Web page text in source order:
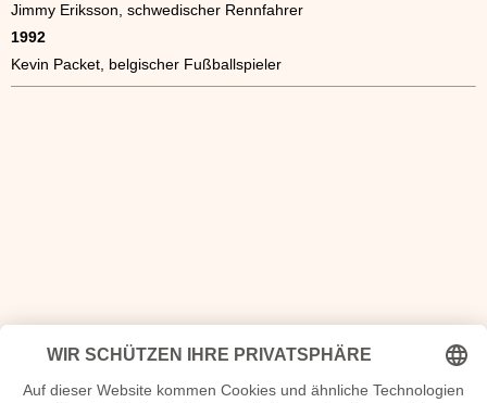
Jimmy Eriksson, schwedischer Rennfahrer
1992
Kevin Packet, belgischer Fußballspieler